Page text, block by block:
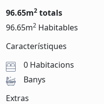
96.65m2 totals
96.65m2 Habitables
Característiques
0 Habitacions
Banys
Extras